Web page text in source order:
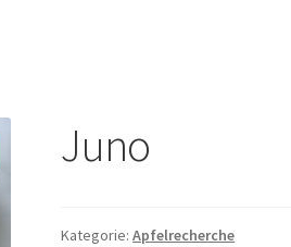
Juno
Kategorie:Apfelrecherche